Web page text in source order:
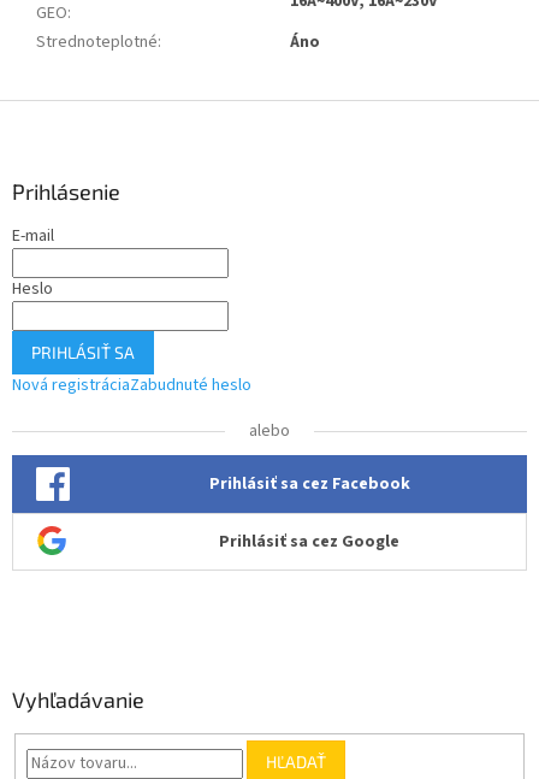
GEO:
Strednoteplotné: Áno
Prihlásenie
E-mail
Heslo
PRIHLÁSIŤ SA
Nová registráciaZabudnuté heslo
alebo
Prihlásiť sa cez Facebook
Prihlásiť sa cez Google
Vyhľadávanie
HĽADAŤ